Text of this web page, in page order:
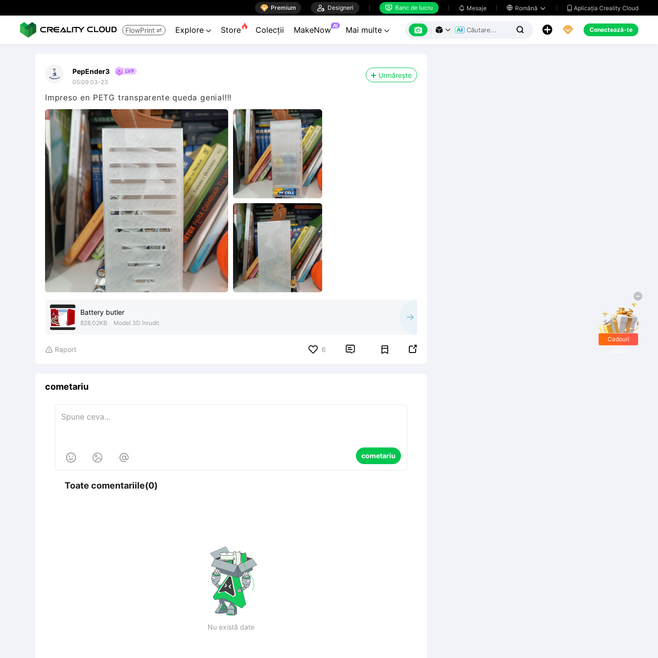
 Premium  Designeri  Banc de lucru  Mesaje  Română   Aplicația Creality Cloud
FlowPrint  Explore  Store Colecții MakeNow AI Mai multe        Conectează-te
PepEnder3
05:09 03-23
Urmărește
Impreso en PETG transparente queda genial!!!
Battery butler
828.02KB Model 3D înrudit
 Raport 6  
cometariu
   cometariu
Toate comentariile(0)
Nu există date
Cadouri